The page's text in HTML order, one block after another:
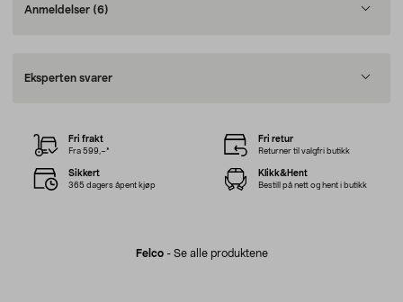
Anmeldelser (6)
Eksperten svarer
Felco- Se alle produktene
Fri frakt
Fra 599,–*
Fri retur
Returner til valgfri butikk
Sikkert
365 dagers åpent kjøp
Klikk&Hent
Bestill på nett og hent i butikk